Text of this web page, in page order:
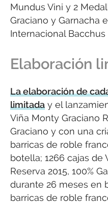
Mundus Vini y 2
Graciano y Garnacha
Internacional Bacchus
Elaboración
La elaboración de
limitada y el
Viña Monty Graciano
Graciano y con una
barricas de roble
botella; 1266 cajas de
Reserva 2015, 100%
durante 26 meses en
barricas de roble